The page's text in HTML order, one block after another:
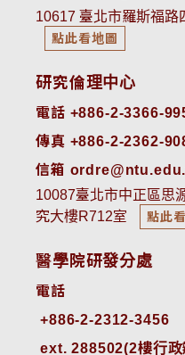
10617 臺北市羅斯福路
點此看地圖
研究倫理中心
電話 +886-2-3366-
傳真 +886-2-2362-
信箱
10087臺北市中正區思
究大樓R712室
點此
醫學院研發分處
電話
ext. 288502(2樓行